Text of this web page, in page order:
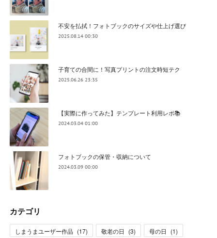
不安を払拭！フォトブックのサイズや仕上げ選び
2025.08.14 00:30
子育ての合間に！写真プリントの注文時短テク
2025.06.26 23:35
【実際に作ってみた】テンプレート利用レポ📚
2024.03.04 01:00
フォトブックの保管・収納について
2024.03.09 00:00
カテゴリ
しまうまユーザー作品 (17) 敬老の日 (3) 母の日 (1)